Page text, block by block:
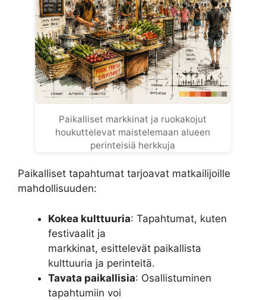
Paikalliset markkinat ja ruokakojut
houkuttelevat maistelemaan alueen
perinteisiä herkkuja
Paikalliset tapahtumat tarjoavat matkailijoille
mahdollisuuden:
Kokea kulttuuria: Tapahtumat, kuten
festivaalit ja
markkinat, esittelevät paikallista
kulttuuria ja perinteitä.
Tavata paikallisia: Osallistuminen
tapahtumiin voi